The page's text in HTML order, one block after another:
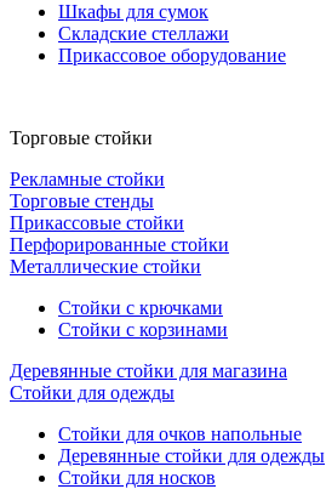
Шкафы для сумок
Складские стеллажи
Прикассовое оборудование
Торговые стойки
Рекламные стойки
Торговые стенды
Прикассовые стойки
Перфорированные стойки
Металлические стойки
Стойки с крючками
Стойки с корзинами
Деревянные стойки для магазина
Стойки для одежды
Стойки для очков напольные
Деревянные стойки для одежды
Стойки для носков